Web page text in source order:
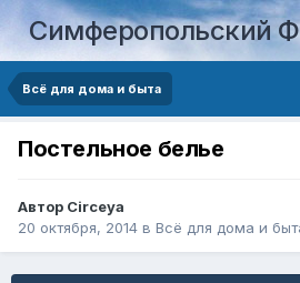
Симферопольский
Всё для дома и быта
Постельное белье
Автор Circeya
20 октября, 2014 в Всё для дома и